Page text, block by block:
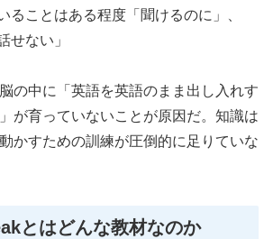
ることはある程度「聞けるのに」、
せない」
の中に「英語を英語のまま出し入れす
が育っていないことが原因だ。知識は
かすための訓練が圧倒的に足りていな
とはどんな教材なのか